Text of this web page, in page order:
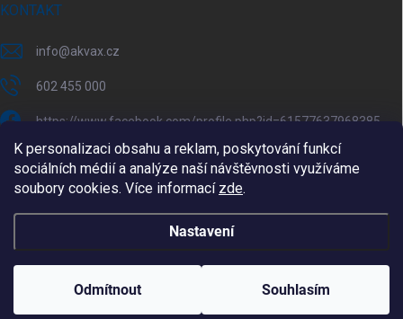
K personalizaci obsahu a reklam, poskytování funkcí
sociálních médií a analýze naší návštěvnosti využíváme
soubory cookies. Více informací zde.
Nastavení
Odmítnout Souhlasím
KONTAKT
info@akvax.cz
602 455 000
https://www.facebook.com/profile.php?id=61577637968385
akvax.cz/
602 455 000
Vytvořil Shoptet
Copyright 2026AkvaX.cz. Všechna práva vyhrazena.Upravit nastavení